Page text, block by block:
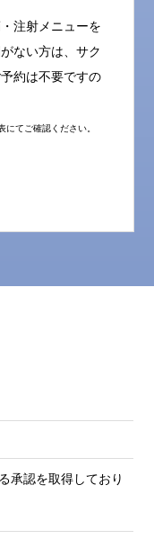
注射メニューを
ない方は、サク
約は不要ですの
てご確認ください。
承認を取得しており